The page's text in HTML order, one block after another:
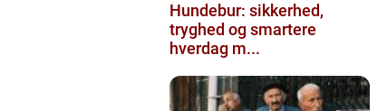
Hundebur: sikkerhed,
tryghed og smartere
hverdag m...